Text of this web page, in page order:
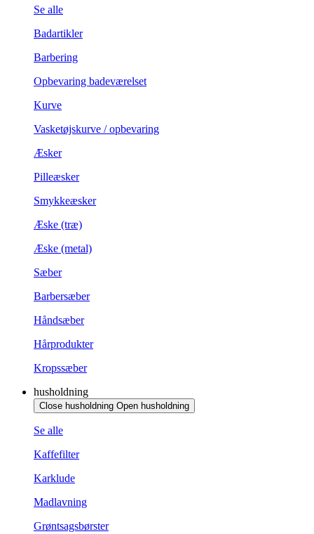
Se alle
Badartikler
Barbering
Opbevaring badeværelset
Kurve
Vasketøjskurve / opbevaring
Æsker
Pilleæsker
Smykkeæsker
Æske (træ)
Æske (metal)
Sæber
Barbersæber
Håndsæber
Hårprodukter
Kropssæber
husholdning
Close husholdning Open husholdning
Se alle
Kaffefilter
Karklude
Madlavning
Grøntsagsbørster